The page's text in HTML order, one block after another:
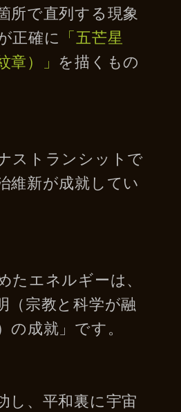
所で直列する現象
正確に 「五芒星
章）」 を描くもの
ストランシットで
維新が成就してい
たエネルギーは、
（宗教と科学が融
成就」です。
し、平和裏に宇宙